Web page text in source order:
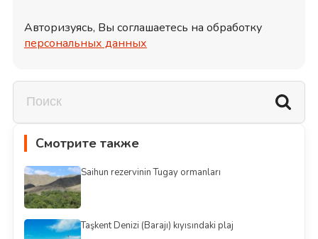
Авторизуясь, Вы соглашаетесь на обработку
персональных данных
Смотрите также
Saihun rezervinin Tugay ormanları
Taşkent Denizi (Barajı) kıyısındaki plaj